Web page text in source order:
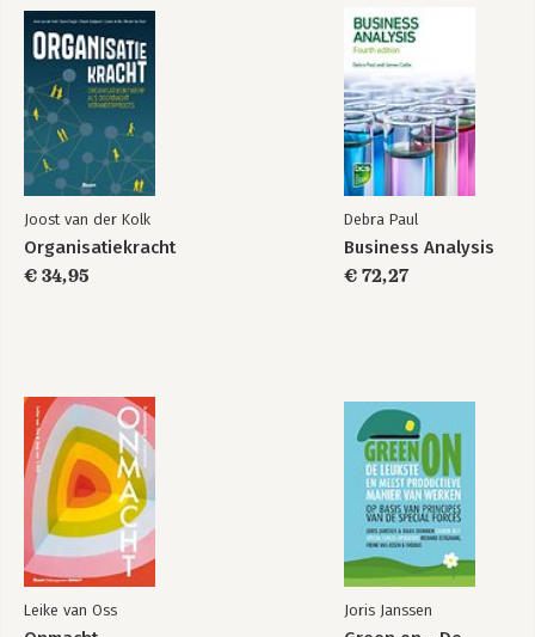
The day after
tomorrow
The spirit of the
Valley
Bekijk alle boeken
Joost van der Kolk
Organisatiekracht
€ 34,95
Debra Paul
Business Analysis
€ 72,27
Leike van Oss Joris Janssen